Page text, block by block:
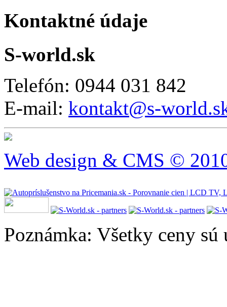
Kontaktné údaje
S-world.sk
Telefón: 0944 031 842
E-mail: kontakt@s-
Web design & CMS ©
Poznámka: Všetky ceny sú